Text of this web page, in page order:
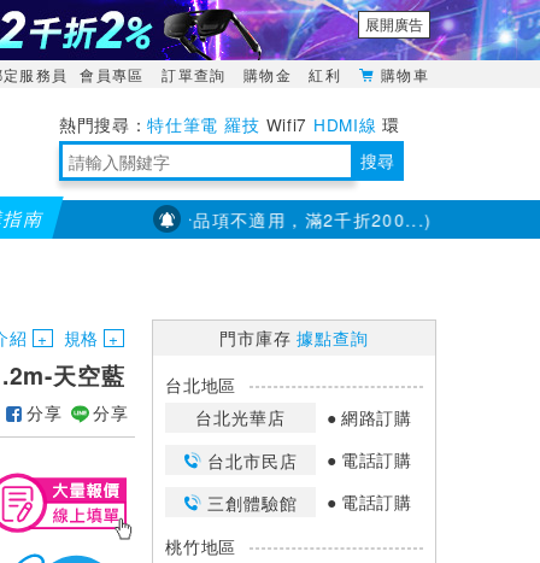
展開廣告
定服務員 會員專區 訂單查詢 購物金 紅利 購物車
特仕筆電 羅技 Wifi7 HDMI線 環
境量測 明緯POWER 搜尋
南
滿千折百(部分品項不適用，滿2千折200...) 儀錶指定款單
紹 規格
天空藍
分享 分享
門市庫存據點查詢
台北地區
台北光華店
網路訂購
台北市民店
電話訂購
三創體驗館
電話訂購
桃竹地區